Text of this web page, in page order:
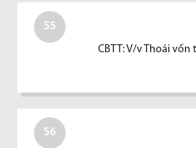
55
CBTT: V/v Thoái
56